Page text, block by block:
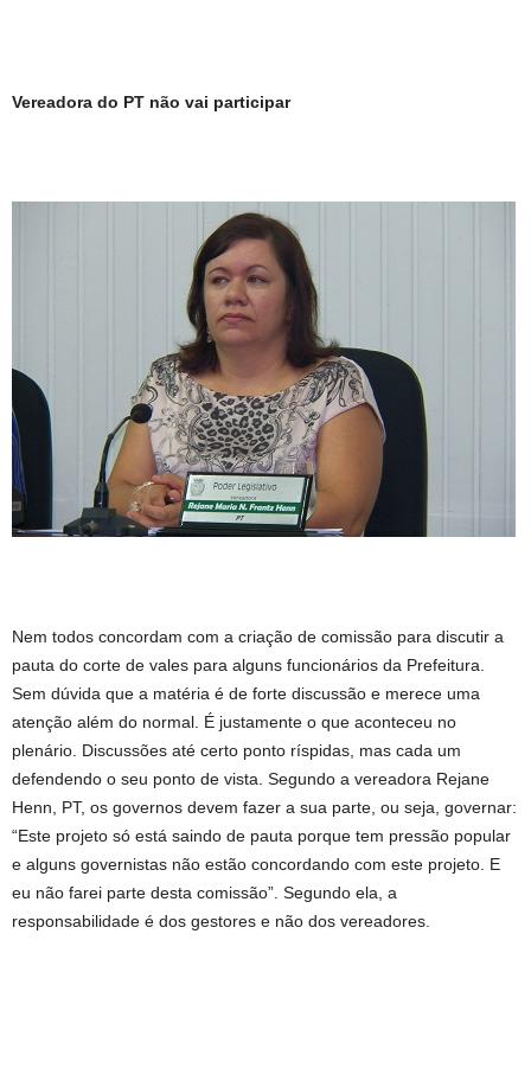
Vereadora do PT não vai participar
Nem todos concordam com a criação de comissão para discutir a
pauta do corte de vales para alguns funcionários da Prefeitura.
Sem dúvida que a matéria é de forte discussão e merece uma
atenção além do normal. É justamente o que aconteceu no
plenário. Discussões até certo ponto ríspidas, mas cada um
defendendo o seu ponto de vista. Segundo a vereadora Rejane
Henn, PT, os governos devem fazer a sua parte, ou seja, governar:
“Este projeto só está saindo de pauta porque tem pressão popular
e alguns governistas não estão concordando com este projeto. E
eu não farei parte desta comissão”. Segundo ela, a
responsabilidade é dos gestores e não dos vereadores.